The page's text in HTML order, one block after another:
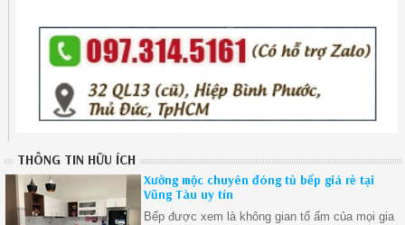
THÔNG TIN HỮU ÍCH
Xưởng mộc chuyên đóng tủ bếp giá rẻ tại
Vũng Tàu uy tín
Bếp được xem là không gian tổ ấm của mọi gia